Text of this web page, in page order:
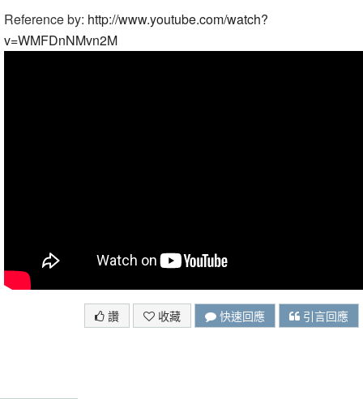
Reference by: http://www.youtube.com/watch?
v=WMFDnNMvn2M
讚 收藏 快速回應 引言回應